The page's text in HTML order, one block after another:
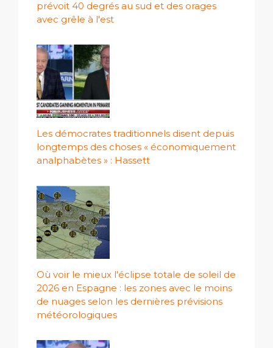
prévoit 40 degrés au sud et des orages
avec grêle à l'est
Les démocrates traditionnels disent depuis
longtemps des choses « économiquement
analphabètes » : Hassett
Où voir le mieux l'éclipse totale de soleil de
2026 en Espagne : les zones avec le moins
de nuages ​​selon les dernières prévisions
météorologiques